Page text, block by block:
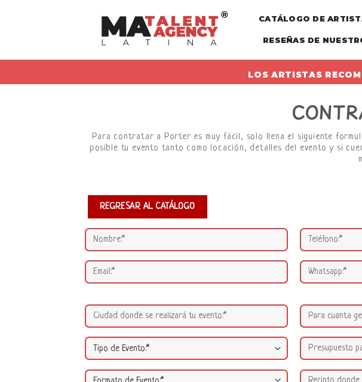
CATÁLOGO DE
RESEÑAS DE
LOS ARTISTAS
Para contratar a Porter es muy fácil, solo llena el siguiente
posible tu evento tanto como locación, detalles del evento y si
REGRESAR AL CATÁLOGO